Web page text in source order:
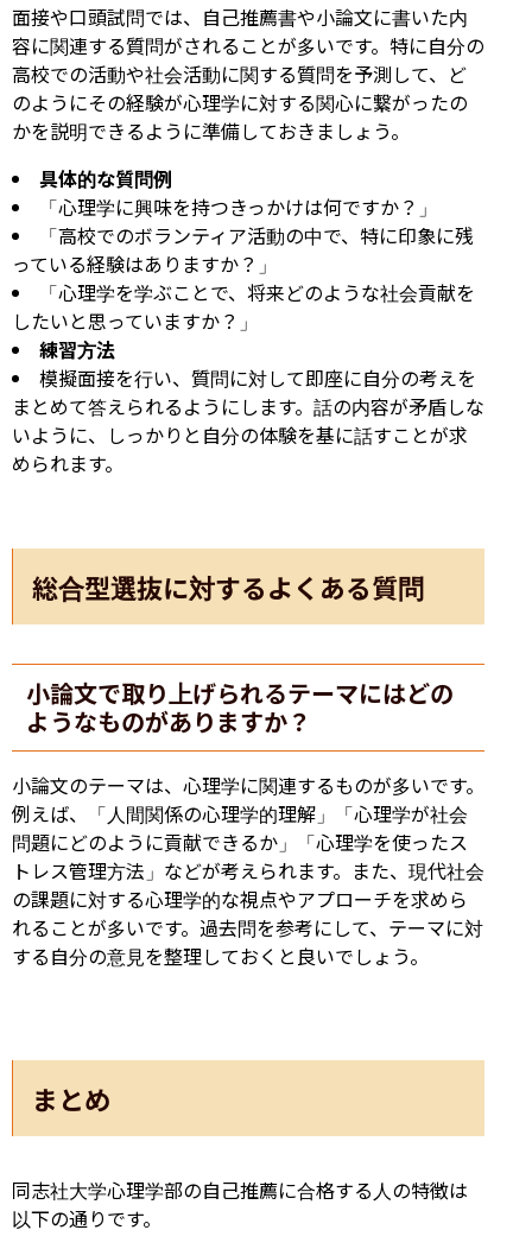
面接や口頭試問では、自己推薦書や小論文に書いた内
容に関連する質問がされることが多いです。特に自分の
高校での活動や社会活動に関する質問を予測して、ど
のようにその経験が心理学に対する関心に繋がったの
かを説明できるように準備しておきましょう。
具体的な質問例
「心理学に興味を持つきっかけは何ですか？」
「高校でのボランティア活動の中で、特に印象に残
っている経験はありますか？」
「心理学を学ぶことで、将来どのような社会貢献を
したいと思っていますか？」
練習方法
模擬面接を行い、質問に対して即座に自分の考えを
まとめて答えられるようにします。話の内容が矛盾しな
いように、しっかりと自分の体験を基に話すことが求
められます。
総合型選抜に対するよくある質問
小論文で取り上げられるテーマにはどの
ようなものがありますか？
小論文のテーマは、心理学に関連するものが多いです。
例えば、「人間関係の心理学的理解」「心理学が社会
問題にどのように貢献できるか」「心理学を使ったス
トレス管理方法」などが考えられます。また、現代社会
の課題に対する心理学的な視点やアプローチを求めら
れることが多いです。過去問を参考にして、テーマに対
する自分の意見を整理しておくと良いでしょう。
まとめ
同志社大学心理学部の自己推薦に合格する人の特徴は
以下の通りです。